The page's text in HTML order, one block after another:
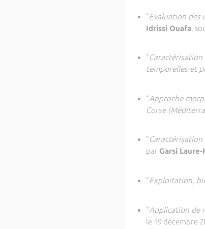
"Evaluation des
Idrissi Ouafa,
"
temporelles et
"Approche
Corse
"
par Garsi
"Exploitation,
"Application de
le 19 décembre